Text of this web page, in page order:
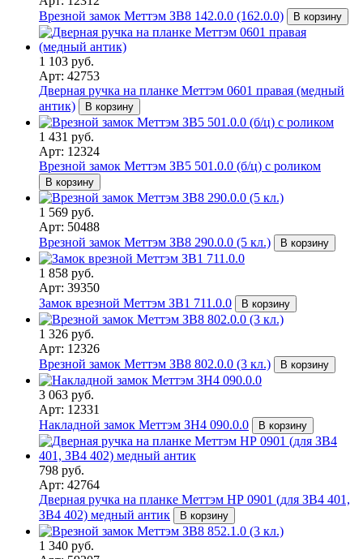
Врезной замок Меттэм ЗВ8 142.0.0 (162.0.0)
В корзину
1 103 руб.
Арт: 42753
Дверная ручка на планке Меттэм 0601 правая (медный
антик)
В корзину
1 431 руб.
Арт: 12324
Врезной замок Меттэм ЗВ5 501.0.0 (б/ц) с роликом
В корзину
1 569 руб.
Арт: 50488
Врезной замок Меттэм ЗВ8 290.0.0 (5 кл.)
В корзину
1 858 руб.
Арт: 39350
Замок врезной Меттэм ЗВ1 711.0.0
В корзину
1 326 руб.
Арт: 12326
Врезной замок Меттэм ЗВ8 802.0.0 (3 кл.)
В корзину
3 063 руб.
Арт: 12331
Накладной замок Меттэм ЗН4 090.0.0
В корзину
798 руб.
Арт: 42764
Дверная ручка на планке Меттэм НР 0901 (для ЗВ4 401,
ЗВ4 402) медный антик
В корзину
1 340 руб.